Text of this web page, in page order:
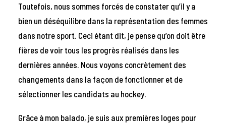
Toutefois, nous sommes forcés de constater qu’il y a
bien un déséquilibre dans la représentation des femmes
dans notre sport. Ceci étant dit, je pense qu’on doit être
fières de voir tous les progrès réalisés dans les
dernières années. Nous voyons concrètement des
changements dans la façon de fonctionner et de
sélectionner les candidats au hockey.
Grâce à mon balado, je suis aux premières loges pour